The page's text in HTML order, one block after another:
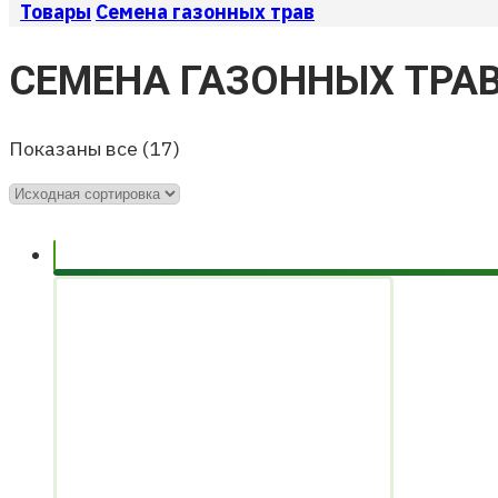
Товары Семена газонных трав
СЕМЕНА ГАЗОННЫХ
Показаны все (17)